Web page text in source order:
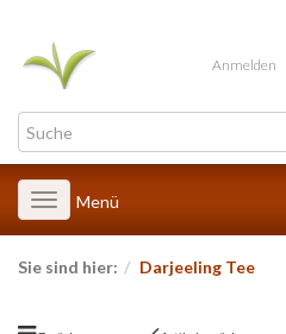
Anmelden
Toggle
navigation
Menü
Sie sind hier: Darjeeling Tee